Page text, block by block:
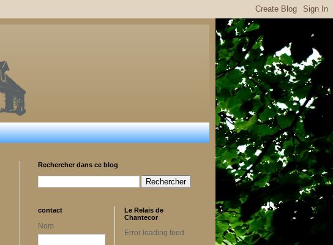
Rechercher dans ce blog
contact
Nom
Le Relais de
Chantecor
Error loading feed.